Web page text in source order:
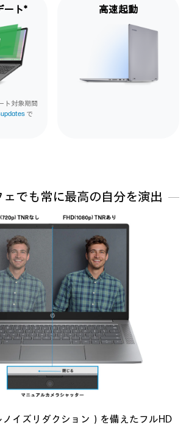
ート*
ト対象期間
で
高速起動
ェでも常に最高の自分を演出
イズリダクション）を備えたフルHD